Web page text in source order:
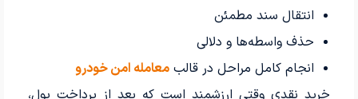
انتقال سند مطمئن
حذف واسطه‌ها و دلالی
انجام کامل مراحل در قالب معامله امن خودرو
خرید نقدی وقتی ارزشمند است که بعد از پرداخت پول،